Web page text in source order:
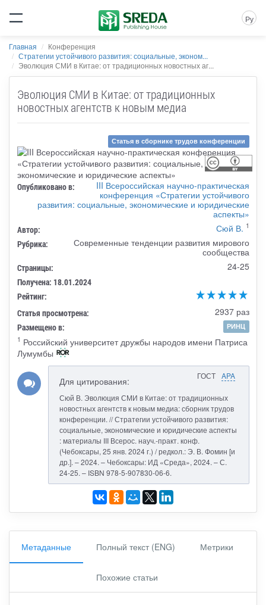
Ру
Главная
Конференция
Стратегии устойчивого развития: социальные, эконом...
Эволюция СМИ в Китае: от традиционных новостных аг...
Эволюция СМИ в Китае: от традиционных
новостных агентств к новым медиа
Статья в сборнике трудов конференции
Опубликовано в:
III Всероссийская научно-практическая
конференция «Стратегии устойчивого
развития: социальные, экономические и юридические
аспекты»
Автор: Сюй В. 1
Рубрика:
Современные тенденции развития мирового
сообщества
Страницы: 24-25
Получена: 18.01.2024
Рейтинг:
Статья просмотрена:
2937 раз
Размещено в:
РИНЦ
1 Российский университет дружбы народов имени Патриса
Лумумбы
ГОСТ APA
Для цитирования:
Сюй В. Эволюция СМИ в Китае: от традиционных
новостных агентств к новым медиа: сборник трудов
конференции. // Стратегии устойчивого развития:
социальные, экономические и юридические аспекты
: материалы III Всерос. науч.-практ. конф.
(Чебоксары, 25 янв. 2024 г.) / редкол.: Э. В. Фомин [и
др.]. – 2024. – Чебоксары: ИД «Среда», 2024. – С.
24-25. – ISBN 978-5-907830-06-6.
Метаданные Полный текст (ENG) Метрики
Похожие статьи